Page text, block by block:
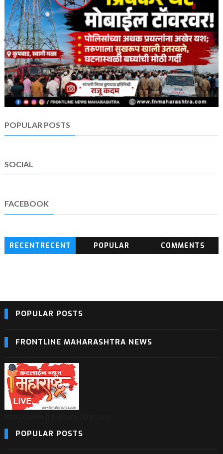
POPULAR POSTS
SOCIAL
FACEBOOK
RECENTRECENT
POPULAR COMMENTS
POPULAR POSTS
FRONTLINE MAHARASHTRA NEWS
POPULAR POSTS